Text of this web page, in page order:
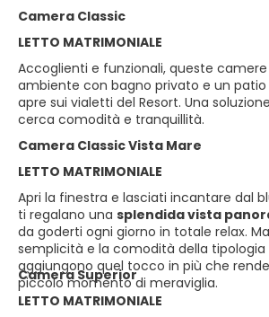
Camera Classic
LETTO MATRIMONIALE
Accoglienti e funzionali, queste
ambiente con bagno privato e un patio
apre sui vialetti del Resort. Una
cerca comodità e tranquillità.
Camera Classic Vista Mare
LETTO MATRIMONIALE
Apri la finestra e lasciati incantare dal
ti regalano una splendida vista
da goderti ogni giorno in totale relax.
semplicità e la comodità della tipologia
aggiungono quel tocco in più che
piccolo momento di meraviglia.
Camera Superior
LETTO MATRIMONIALE